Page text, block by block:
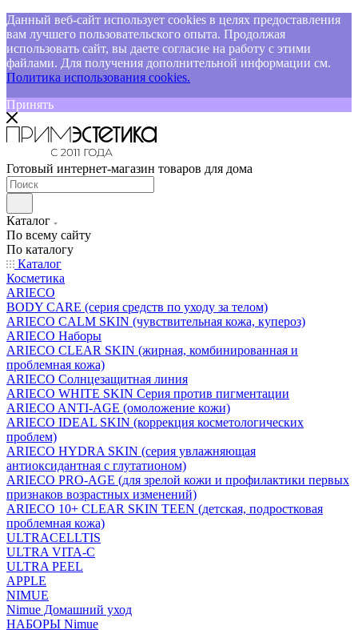
Данный веб-сайт использует cookies в целях предоставления
вам лучшего пользовательского опыта. Продолжая
использовать сайт, вы даете согласие на работу с этими
файлами. Для получения дополнительной информации см.
Политика использования cookies.
Принять
Готовый интернет-магазин товаров для дома
Каталог
По всему сайту
По каталогу
Каталог
Косметика
ARIECO
BODY CARE (серия средств по уходу за телом)
ARIECO CALM SKIN (чувствительная кожа, купероз)
ARIECO Наборы
ARIECO CLEAR SKIN (жирная, комбинированная и
проблемная кожа)
ARIECO Солнцезащитная линия
ARIECO WHITE SKIN Серия против пигментации
ARIECO ANTI-AGE (омоложение кожи)
ARIECO IDEAL SKIN (коррекция косметологических
проблем)
ARIECO HYDRA SKIN (серия увлажняющая
антиоксидантная с глутатионом)
ARIECO PRO-AGE (для зрелой кожи и профилактики первых
признаков возрастных изменений)
ARIECO 10+ CLEAR SKIN TEEN (детская, подростковая
проблемная кожа)
ULTRACELLTIS
ULTRA VITA-C
ULTRA PEEL
APPLE
NIMUE
Nimue Домашний уход
НАБОРЫ Nimue